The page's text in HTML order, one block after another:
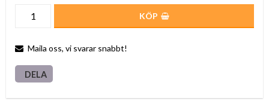
KÖP
Maila oss, vi svarar snabbt!
DELA